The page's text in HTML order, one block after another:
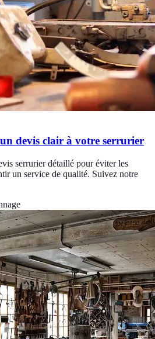
devis clair à votre serrurier
serrurier détaillé pour éviter les
un service de qualité. Suivez notre